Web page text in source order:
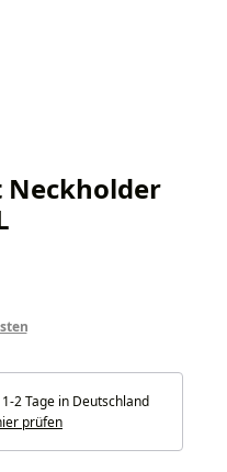
Neckholder
1-2 Tage in Deutschland
prüfen